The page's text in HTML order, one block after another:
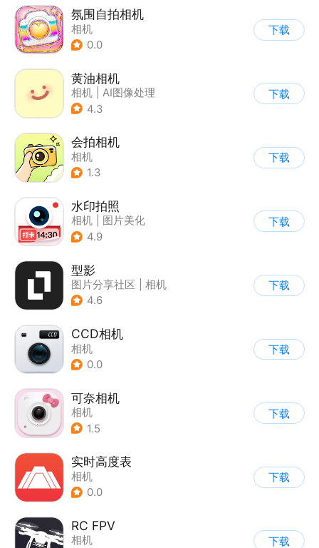
氛围自拍相机
相机
0.0
下载
黄油相机
相机
AI图像处理
4.3
下载
会拍相机
相机
1.3
下载
水印拍照
相机
图片美化
4.9
下载
型影
图片分享社区
相机
4.6
下载
CCD相机
相机
0.0
下载
可奈相机
相机
1.5
下载
实时高度表
相机
0.0
下载
RC FPV
相机
下载